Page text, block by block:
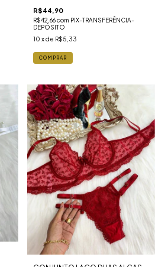
BRANCO
R$44,90
R$42,66com PIX-TRANSFERÊNCIA-
DEPÓSITO
10 x de R$5,33
COMPRAR